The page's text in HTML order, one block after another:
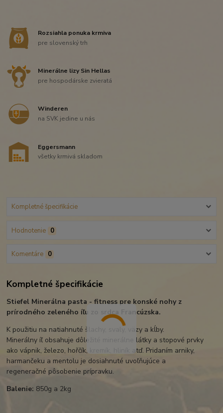
Rozsiahla ponuka krmiva
pre slovenský trh
Minerálne lizy Sin Hellas
pre hospodárske zvieratá
Winderen
na SVK jedine u nás
Eggersmann
všetky krmivá skladom
Kompletné špecifikácie
Hodnotenie 0
Komentáre 0
Kompletné špecifikácie
Stiefel Minerálna pasta - fitness pre konské nohy z
prírodného zeleného íľu zo srdca Francúzska.
K použitiu na natiahnuté šlachy, svaly, väzy a kĺby.
Minerálny íľ obsahuje dôležité minerálne látky a stopové prvky
ako vápnik, železo, hořčík, kremík, hliník atď. Pridaním arniky,
harmančeku a mentolu je dosiahnuté uvoľňujúce a
regeneračné pôsobenie prípravku.
Balenie: 850g a 2kg